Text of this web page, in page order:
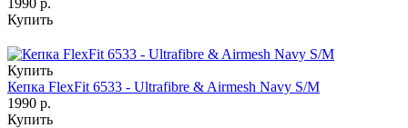
1990 р.
Купить
Купить
Кепка FlexFit 6533 - Ultrafibre & Airmesh Navy S/M
1990 р.
Купить